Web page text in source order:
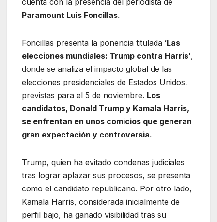
Paramount Luis Foncillas.
Foncillas presenta la ponencia titulada ‘Las
elecciones mundiales: Trump contra Harris’,
donde se analiza el impacto global de las
elecciones presidenciales de Estados Unidos,
previstas para el 5 de noviembre. Los
candidatos, Donald Trump y Kamala Harris,
se enfrentan en unos comicios que generan
gran expectación y controversia.
Trump, quien ha evitado condenas judiciales
tras lograr aplazar sus procesos, se presenta
como el candidato republicano. Por otro lado,
Kamala Harris, considerada inicialmente de
perfil bajo, ha ganado visibilidad tras su